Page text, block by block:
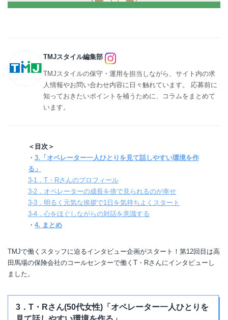
TMJスタイル編集部
TMJスタイルの保守・運用を担当しながら、サイト内の求
人情報やお問い合わせ内容に日々触れています。 応募前に
知っておきたいポイントを補うために、コラムをまとめて
います。
＜目次＞
・ 3.「オペレーター一人ひとりを見て話しやすい環境を作
る」
3-1．T・Rさんのプロフィール
3-2．オペレーターの成長を傍で見られるのが幸せ
3-3．明るく元気な挨拶で1日を気持ちよくスタート
3-4．心をほぐしながらの対話を意識する
・ 4. まとめ
TMJで働くスタッフに迫るインタビュー企画がスタート！第12回目は高
田馬場の保険会社のコールセンターで働くT・Rさんにインタビューし
ました。
3．T・Rさん(50代女性)「オペレーター一人ひとりを